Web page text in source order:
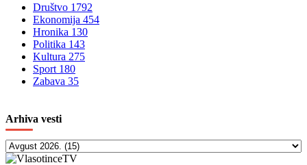
Društvo 1792
Ekonomija 454
Hronika 130
Politika 143
Kultura 275
Sport 180
Zabava 35
Arhiva vesti